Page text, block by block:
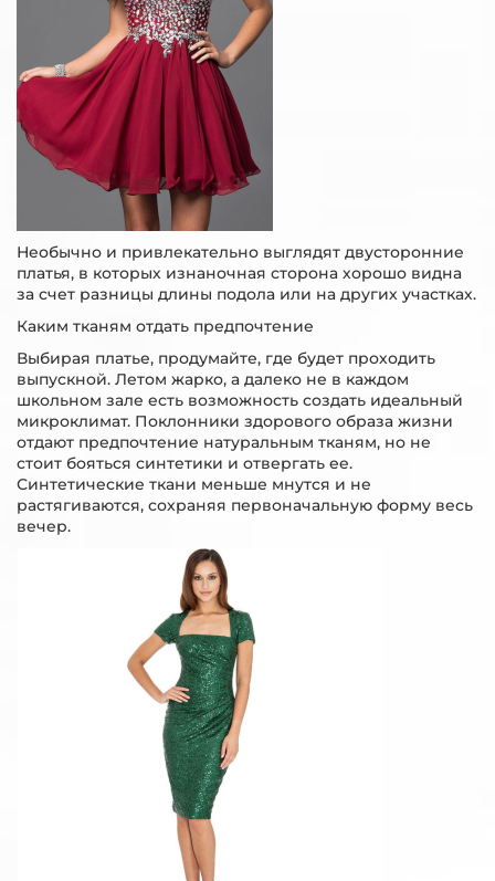
Необычно и привлекательно выглядят двусторонние
платья, в которых изнаночная сторона хорошо видна
за счет разницы длины подола или на других участках.
Каким тканям отдать предпочтение
Выбирая платье, продумайте, где будет проходить
выпускной. Летом жарко, а далеко не в каждом
школьном зале есть возможность создать идеальный
микроклимат. Поклонники здорового образа жизни
отдают предпочтение натуральным тканям, но не
стоит бояться синтетики и отвергать ее.
Синтетические ткани меньше мнутся и не
растягиваются, сохраняя первоначальную форму весь
вечер.